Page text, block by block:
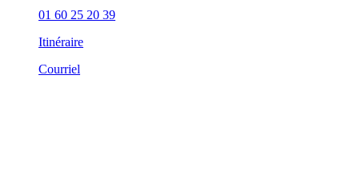
01 60 25 20 39
Itinéraire
Courriel